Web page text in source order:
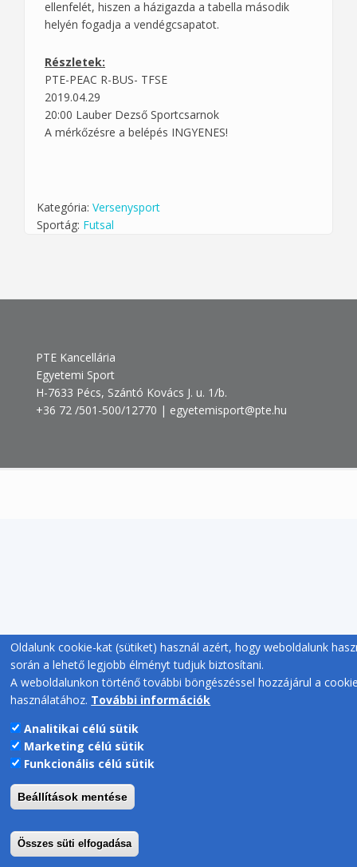
ellenfelét, hiszen a házigazda a tabella második
helyén fogadja a vendégcsapatot.
Részletek:
PTE-PEAC R-BUS- TFSE
2019.04.29
20:00 Lauber Dezső Sportcsarnok
A mérkőzésre a belépés INGYENES!
Kategória: Versenysport
Sportág: Futsal
PTE Kancellária
Egyetemi Sport
H-7633 Pécs, Szántó Kovács J. u. 1/b.
+36 72 /501-500/12770 | egyetemisport@pte.hu
Oldalunk cookie-kat (sütiket) használ azért, hogy weboldalunk
során a lehető legjobb élményt tudjuk biztosítani.
A weboldalunkon történő további böngészéssel hozzájárul a
használatához. További információk
Analitikai célú sütik
Marketing célú sütik
Funkcionális célú sütik
Beállítások mentése
Összes süti elfogadása